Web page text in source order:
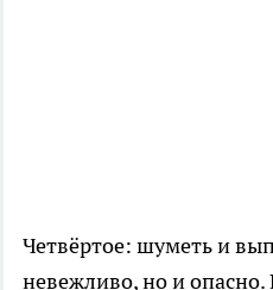
Четвёртое: шуметь и
невежливо, но и